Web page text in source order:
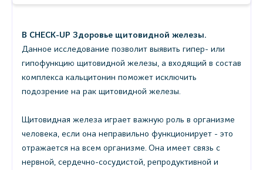
В CHECK-UP Здоровье щитовидной железы.
Данное исследование позволит выявить гипер- или
гипофункцию щитовидной железы, а входящий в состав
комплекса кальцитонин поможет исключить
подозрение на рак щитовидной железы.
Щитовидная железа играет важную роль в организме
человека, если она неправильно функционирует - это
отражается на всем организме. Она имеет связь с
нервной, сердечно-сосудистой, репродуктивной и